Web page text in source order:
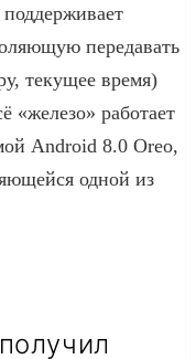
передавать
текущее время)
«железо» работает
Android 8.0 Oreo,
одной из